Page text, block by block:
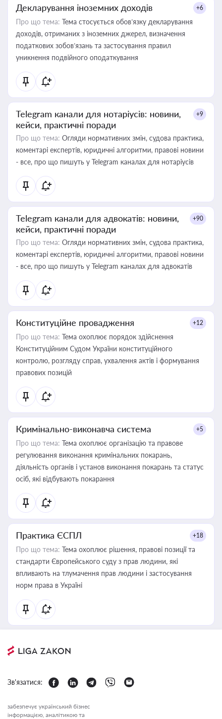
Декларування іноземних доходів +6
Про що тема: Тема стосується обов’язку декларування
доходів, отриманих з іноземних джерел, визначення
податкових зобов’язань та застосування правил
уникнення подвійного оподаткування
Telegram канали для нотаріусів: новини,
кейси, практичні поради
+9
Про що тема: Огляди нормативних змін, судова практика,
коментарі експертів, юридичні алгоритми, правові новини
- все, про що пишуть у Telegram каналах для нотаріусів
Telegram канали для адвокатів: новини,
кейси, практичні поради
+90
Про що тема: Огляди нормативних змін, судова практика,
коментарі експертів, юридичні алгоритми, правові новини
- все, про що пишуть у Telegram каналах для адвокатів
Конституційне провадження +12
Про що тема: Тема охоплює порядок здійснення
Конституційним Судом України конституційного
контролю, розгляду справ, ухвалення актів і формування
правових позицій
Кримінально-виконавча система +5
Про що тема: Тема охоплює організацію та правове
регулювання виконання кримінальних покарань,
діяльність органів і установ виконання покарань та статус
осіб, які відбувають покарання
Практика ЄСПЛ +18
Про що тема: Тема охоплює рішення, правові позиції та
стандарти Європейського суду з прав людини, які
впливають на тлумачення прав людини і застосування
норм права в Україні
Зв'язатися:
забезпечує український бізнес
інформацією, аналітикою та